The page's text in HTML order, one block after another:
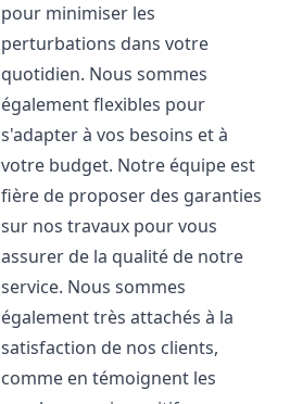
pour minimiser les
perturbations dans votre
quotidien. Nous sommes
également flexibles pour
s'adapter à vos besoins et à
votre budget. Notre équipe est
fière de proposer des garanties
sur nos travaux pour vous
assurer de la qualité de notre
service. Nous sommes
également très attachés à la
satisfaction de nos clients,
comme en témoignent les